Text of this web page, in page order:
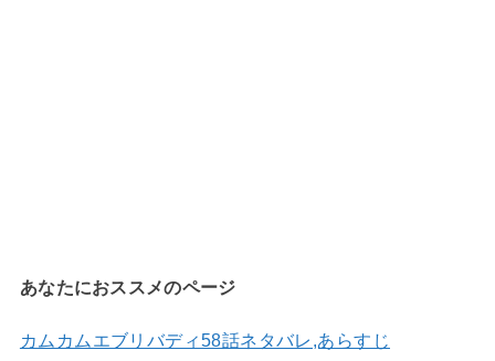
あなたにおススメのページ
カムカムエブリバディ58話ネタバレ,あらすじ